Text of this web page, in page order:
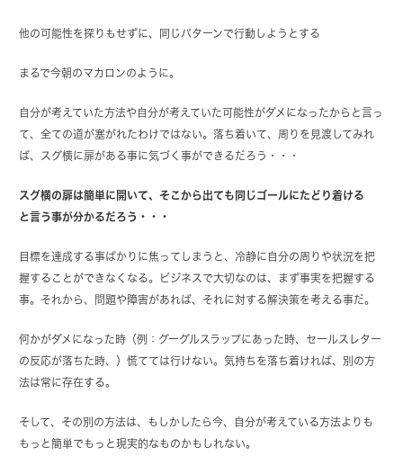
他の可能性を探りもせずに、同じパターンで行動しようとする
まるで今朝のマカロンのように。
自分が考えていた方法や自分が考えていた可能性がダメになったからと言っ
て、全ての道が塞がれたわけではない。落ち着いて、周りを見渡してみれ
ば、スグ横に扉がある事に気づく事ができるだろう・・・
スグ横の扉は簡単に開いて、そこから出ても同じゴールにたどり着ける
と言う事が分かるだろう・・・
目標を達成する事ばかりに焦ってしまうと、冷静に自分の周りや状況を把
握することができなくなる。ビジネスで大切なのは、まず事実を把握する
事。それから、問題や障害があれば、それに対する解決策を考える事だ。
何かがダメになった時（例：グーグルスラップにあった時、セールスレター
の反応が落ちた時、）慌てては行けない。気持ちを落ち着ければ、別の方
法は常に存在する。
そして、その別の方法は、もしかしたら今、自分が考えている方法よりも
もっと簡単でもっと現実的なものかもしれない。